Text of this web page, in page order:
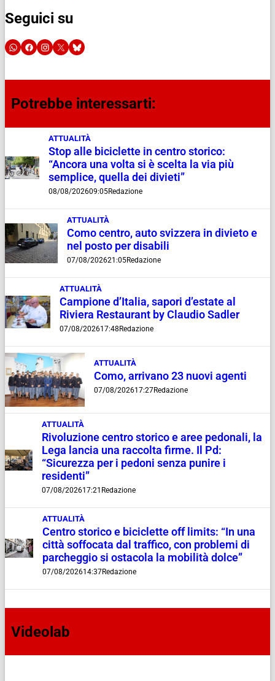
Seguici su
Potrebbe interessarti:
ATTUALITÀ
Stop alle biciclette in centro storico:
“Ancora una volta si è scelta la via più
semplice, quella dei divieti”
08/08/202609:05Redazione
ATTUALITÀ
Como centro, auto svizzera in divieto e
nel posto per disabili
07/08/202621:05Redazione
ATTUALITÀ
Campione d’Italia, sapori d’estate al
Riviera Restaurant by Claudio Sadler
07/08/202617:48 Redazione
ATTUALITÀ
Como, arrivano 23 nuovi agenti
07/08/202617:27Redazione
ATTUALITÀ
Rivoluzione centro storico e aree pedonali, la
Lega lancia una raccolta firme. Il Pd:
“Sicurezza per i pedoni senza punire i
residenti”
07/08/202617:21 Redazione
ATTUALITÀ
Centro storico e biciclette off limits: “In una
città soffocata dal traffico, con problemi di
parcheggio si ostacola la mobilità dolce”
07/08/202614:37Redazione
Videolab